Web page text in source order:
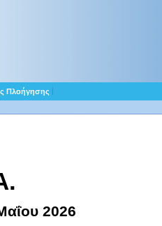
Πλοήγησης
2026